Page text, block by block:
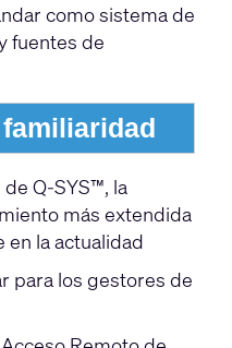
como sistema de
fuentes de
Q-SYS™, la
más extendida
en la actualidad
para los gestores de